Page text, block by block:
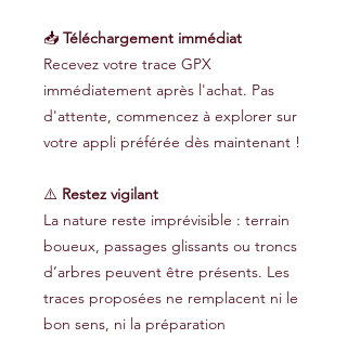
📥 Téléchargement immédiat
Recevez votre trace GPX
immédiatement après l'achat. Pas
d'attente, commencez à explorer sur
votre appli préférée dès maintenant !
⚠️ Restez vigilant
La nature reste imprévisible : terrain
boueux, passages glissants ou troncs
d’arbres peuvent être présents. Les
traces proposées ne remplacent ni le
bon sens, ni la préparation